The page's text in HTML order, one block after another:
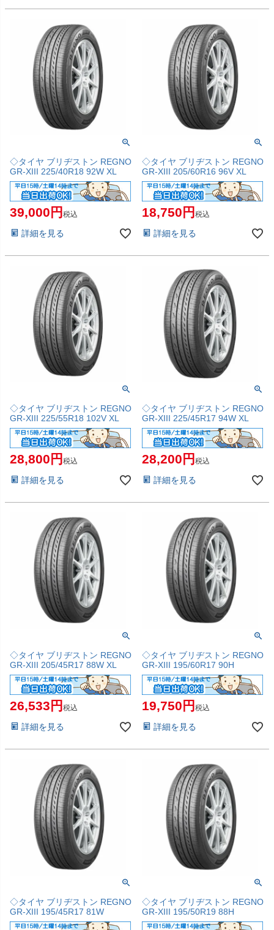
◇タイヤ ブリヂストン REGNO
GR-XIII 225/40R18 92W XL
39,000 税込
詳細を見る
◇タイヤ ブリヂストン REGNO
GR-XIII 205/60R16 96V XL
18,750 税込
詳細を見る
◇タイヤ ブリヂストン REGNO
GR-XIII 225/55R18 102V XL
28,800 税込
詳細を見る
◇タイヤ ブリヂストン REGNO
GR-XIII 225/45R17 94W XL
28,200 税込
詳細を見る
◇タイヤ ブリヂストン REGNO
GR-XIII 205/45R17 88W XL
26,533 税込
詳細を見る
◇タイヤ ブリヂストン REGNO
GR-XIII 195/60R17 90H
19,750 税込
詳細を見る
◇タイヤ ブリヂストン REGNO
GR-XIII 195/45R17 81W
◇タイヤ ブリヂストン REGNO
GR-XIII 195/50R19 88H